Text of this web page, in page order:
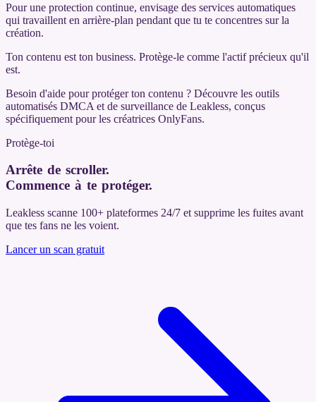
Pour une protection continue, envisage des services automatiques
qui travaillent en arrière-plan pendant que tu te concentres sur la
création.
Ton contenu est ton business. Protège-le comme l'actif précieux qu'il
est.
Besoin d'aide pour protéger ton contenu ? Découvre les outils
automatisés DMCA et de surveillance de Leakless, conçus
spécifiquement pour les créatrices OnlyFans.
Protège-toi
Arrête de scroller.
Commence à te protéger.
Leakless scanne 100+ plateformes 24/7 et supprime les fuites avant
que tes fans ne les voient.
Lancer un scan gratuit